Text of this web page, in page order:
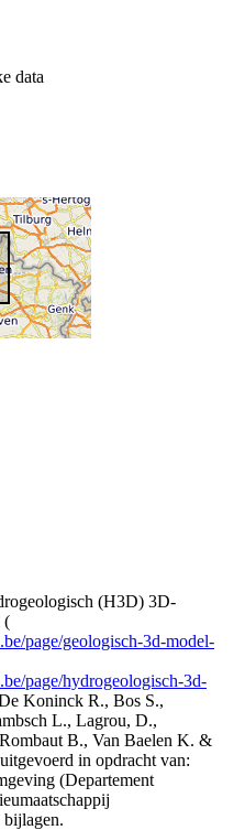
data
(H3D) 3D-
(
page/geologisch-3d-model-
page/hydrogeologisch-3d-
Koninck R., Bos S.,
L., Lagrou, D.,
B., Van Baelen K. &
in opdracht van:
(Departement